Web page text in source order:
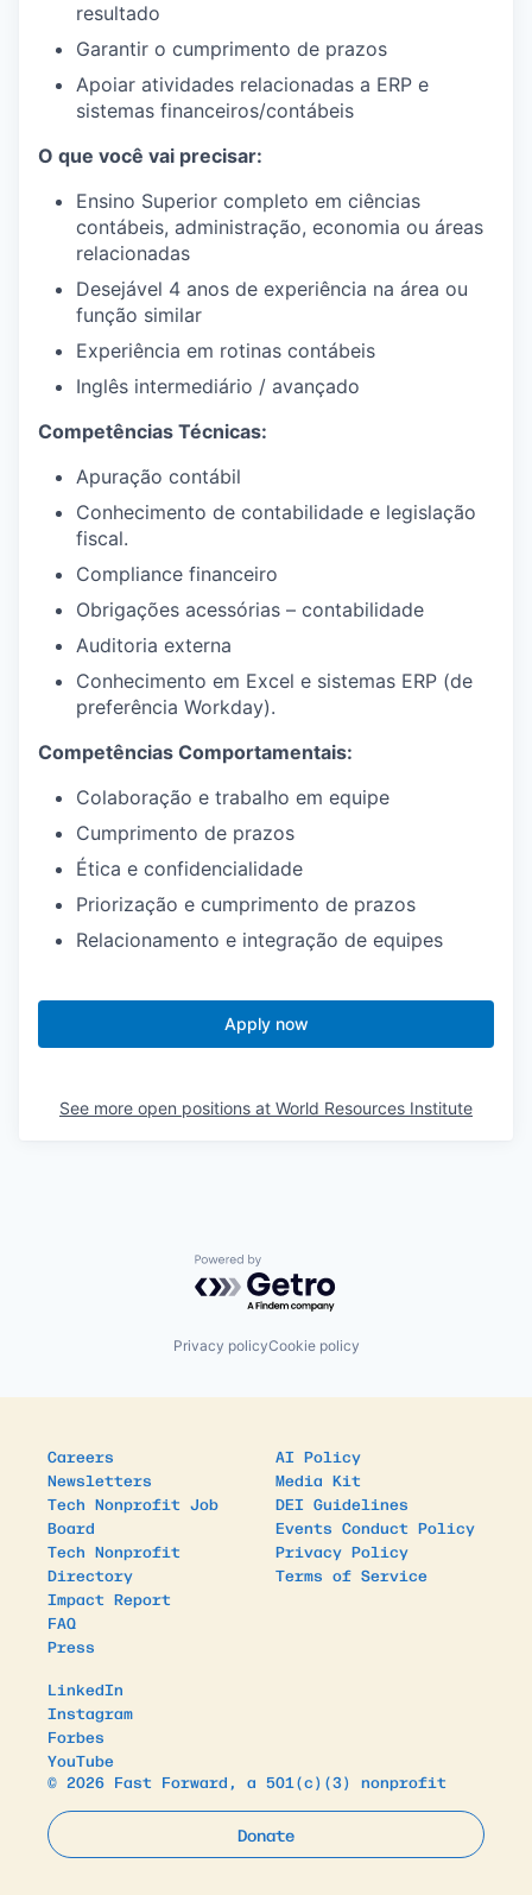
resultado
Garantir o cumprimento de prazos
Apoiar atividades relacionadas a ERP e
sistemas financeiros/contábeis
O que você vai precisar:
Ensino Superior completo em ciências
contábeis, administração, economia ou áreas
relacionadas
Desejável 4 anos de experiência na área ou
função similar
Experiência em rotinas contábeis
Inglês intermediário / avançado
Competências Técnicas:
Apuração contábil
Conhecimento de contabilidade e legislação
fiscal.
Compliance financeiro
Obrigações acessórias – contabilidade
Auditoria externa
Conhecimento em Excel e sistemas ERP (de
preferência Workday).
Competências Comportamentais:
Colaboração e trabalho em equipe
Cumprimento de prazos
Ética e confidencialidade
Priorização e cumprimento de prazos
Relacionamento e integração de equipes
Apply now
See more open positions at World Resources Institute
Powered by Getro.com
Privacy policyCookie policy
Careers
Newsletters
Tech Nonprofit Job
Board
Tech Nonprofit
Directory
Impact Report
FAQ
Press
AI Policy
Media Kit
DEI Guidelines
Events Conduct Policy
Privacy Policy
Terms of Service
LinkedIn
Instagram
Forbes
YouTube
© 2026 Fast Forward, a 501(c)(3) nonprofit
Donate